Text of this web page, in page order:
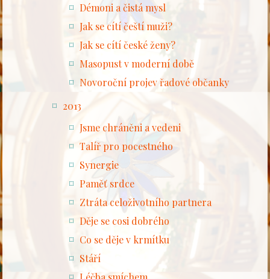
Démoni a čistá mysl
Jak se cítí čeští muži?
Jak se cítí české ženy?
Masopust v moderní době
Novoroční projev řadové občanky
2013
Jsme chráněni a vedeni
Talíř pro pocestného
Synergie
Paměť srdce
Ztráta celoživotního partnera
Děje se cosi dobrého
Co se děje v krmítku
Stáří